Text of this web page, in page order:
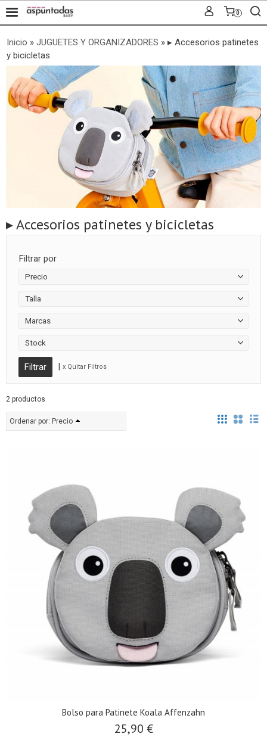
0
Inicio » JUGUETES Y ORGANIZADORES » ▸ Accesorios patinetes
y bicicletas
▸ Accesorios patinetes y bicicletas
Filtrar por
Precio
Talla
Marcas
Stock
| x Quitar Filtros
2 productos
Ordenar por: Precio
Bolso para Patinete Koala Affenzahn
25,90 €